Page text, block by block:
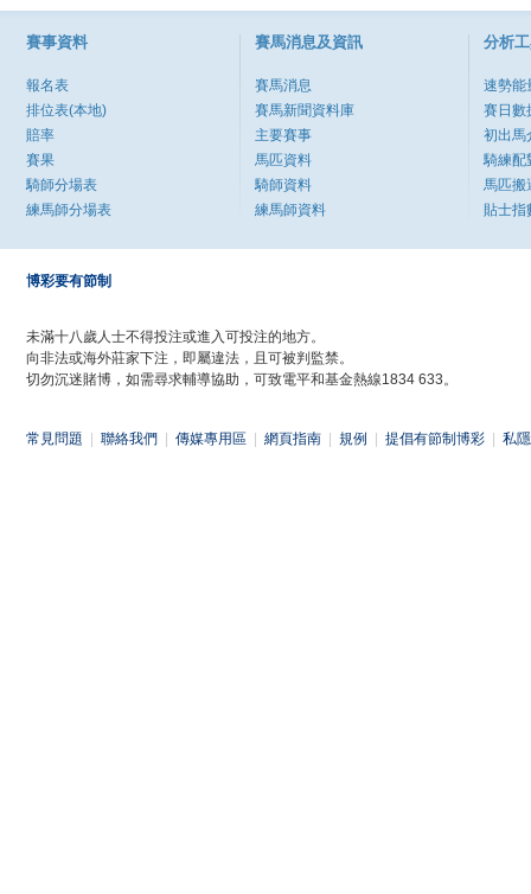
賽事資料
報名表
排位表(本地)
賠率
賽果
騎師分場表
練馬師分場表
賽馬消息及資訊
賽馬消息
賽馬新聞資料庫
主要賽事
馬匹資料
騎師資料
練馬師資料
分析
速勢能
賽日數
初出馬
騎練配
馬匹搬
貼士指
博彩要有節制
未滿十八歲人士不得投注或進入可投注的地方。
向非法或海外莊家下注，即屬違法，且可被判監禁。
切勿沉迷賭博，如需尋求輔導協助，可致電平和基金熱線1834 633。
常見問題 聯絡我們 傳媒專用區 網頁指南 規例 提倡有節制博彩 私